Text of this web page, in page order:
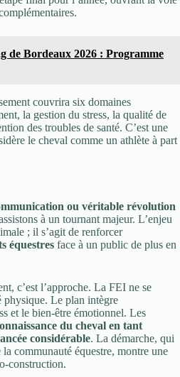
de Bordeaux 2026 : Programme
couvrira six domaines
la gestion du stress, la qualité de
des troubles de santé. C’est une
le cheval comme un athlète à part
ou véritable révolution
à un tournant majeur. L’enjeu
; il s’agit de renforcer
équestres face à un public de plus en
c’est l’approche. La FEI ne se
physique. Le plan intègre
et le bien-être émotionnel. Les
du cheval en tant
considérable. La démarche, qui
communauté équestre, montre une
construction.